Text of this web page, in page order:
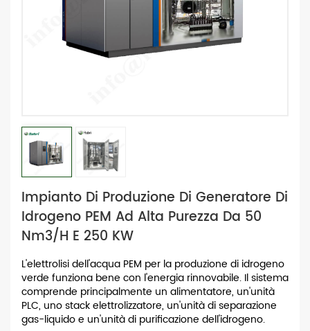
Impianto Di Produzione Di Generatore Di
Idrogeno PEM Ad Alta Purezza Da 50
Nm3/h E 250 KW
L'elettrolisi dell'acqua PEM per la produzione di idrogeno
verde funziona bene con l'energia rinnovabile. Il sistema
comprende principalmente un alimentatore, un'unità
PLC, uno stack elettrolizzatore, un'unità di separazione
gas-liquido e un'unità di purificazione dell'idrogeno.